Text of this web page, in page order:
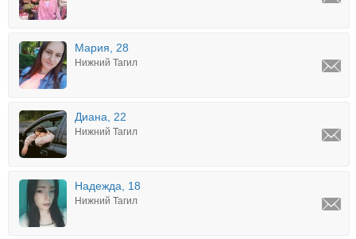
Мария, 28
Нижний Тагил
Диана, 22
Нижний Тагил
Надежда, 18
Нижний Тагил